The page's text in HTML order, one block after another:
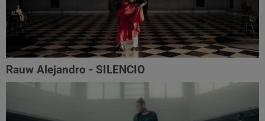
Rauw Alejandro - SILENCIO